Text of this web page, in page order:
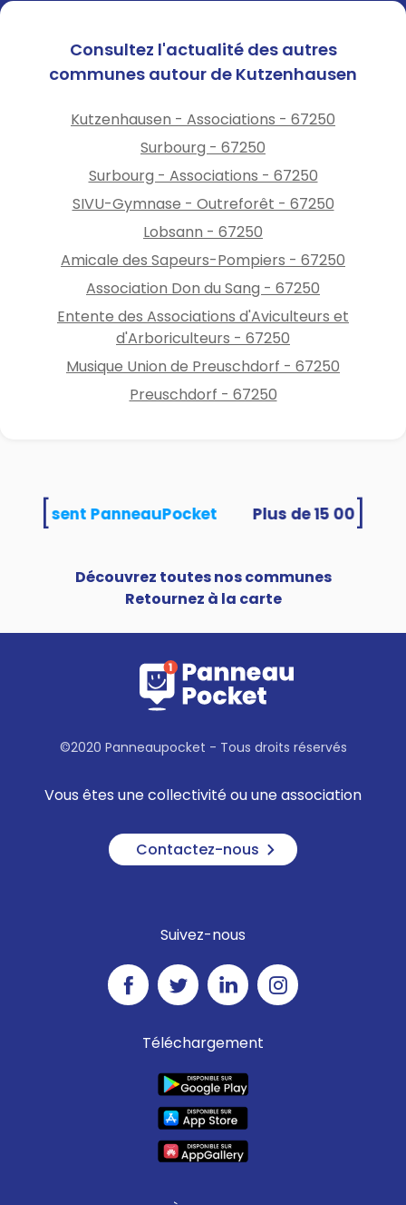
Consultez l'actualité des autres
communes autour de Kutzenhausen
Kutzenhausen - Associations - 67250
Surbourg - 67250
Surbourg - Associations - 67250
SIVU-Gymnase - Outreforêt - 67250
Lobsann - 67250
Amicale des Sapeurs-Pompiers - 67250
Association Don du Sang - 67250
Entente des Associations d'Aviculteurs et
d'Arboriculteurs - 67250
Musique Union de Preuschdorf - 67250
Preuschdorf - 67250
utilisent PanneauPocket
Découvrez toutes nos communes
Retournez à la carte
©2020 Panneaupocket - Tous droits réservés
Vous êtes une collectivité ou une association
Contactez-nous
Suivez-nous
Téléchargement